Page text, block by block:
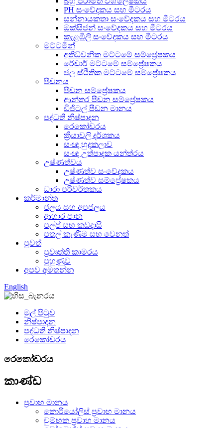
PH සංවේදකය සහ මීටරය
සන්නායකතා සංවේදකය සහ මීටරය
ඔක්සිජන් සංවේදකය සහ මීටරය
කැළඹිලි සංවේදකය සහ මීටරය
මට්ටමින්
අතිධ්වනික මට්ටමේ සම්ප්‍රේෂකය
රේඩාර් මට්ටමේ සම්ප්‍රේෂකය
ජල ස්ථිතික මට්ටමේ සම්ප්‍රේෂකය
පීඩනය
පීඩන සම්ප්‍රේෂකය
ආන්තර පීඩන සම්ප්‍රේෂකය
ඩිජිටල් පීඩන මානය
පද්ධති නිෂ්පාදන
රෙකෝඩරය
ක්‍රියාවලි දර්ශකය
සංඥා හුදකලාව
සංඥා උත්පාදක යන්ත්රය
උෂ්ණත්වය
උෂ්ණත්ව සංවේදකය
උෂ්ණත්ව සම්ප්‍රේෂකය
ධාරා පරිවර්තකය
කර්මාන්ත
ජලය සහ අපජලය
ආහාර පාන
පල්ප් සහ කඩදාසි
පතල් කැණීම සහ වෙනත්
පුවත්
ප්‍රවෘත්ති කාමරය
පුහුණුව
අපව අමතන්න
English
මුල් පිටුව
නිෂ්පාදන
පද්ධති නිෂ්පාදන
රෙකෝඩරය
රෙකෝඩරය
කාණ්ඩ
ප්‍රවාහ මානය
කොරියෝලිස් ප්‍රවාහ මානය
චුම්භක ප්‍රවාහ මානය